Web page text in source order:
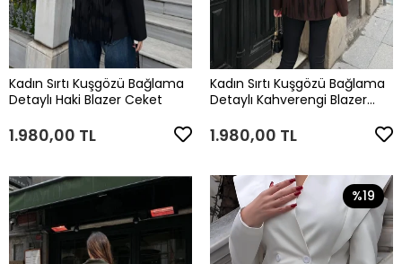
Kadın Sırtı Kuşgözü Bağlama
Detaylı Haki Blazer Ceket
1.980,00 TL
Kadın Sırtı Kuşgözü Bağlama
Detaylı Kahverengi Blazer
1.980,00 TL
%19